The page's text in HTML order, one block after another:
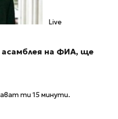
Live
асамблея на ФИА, ще
ти 15 минути.